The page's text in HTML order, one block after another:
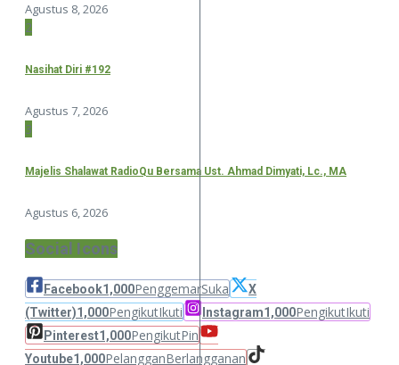
Agustus 8, 2026
2
Nasihat Diri #192
Agustus 7, 2026
3
Majelis Shalawat RadioQu Bersama Ust. Ahmad Dimyati, Lc., MA
Agustus 6, 2026
Social Icons
Facebook1,000PenggemarSuka
X
(Twitter)1,000PengikutIkuti Instagram1,000PengikutIkuti
Pinterest1,000PengikutPin
Youtube1,000PelangganBerlangganan